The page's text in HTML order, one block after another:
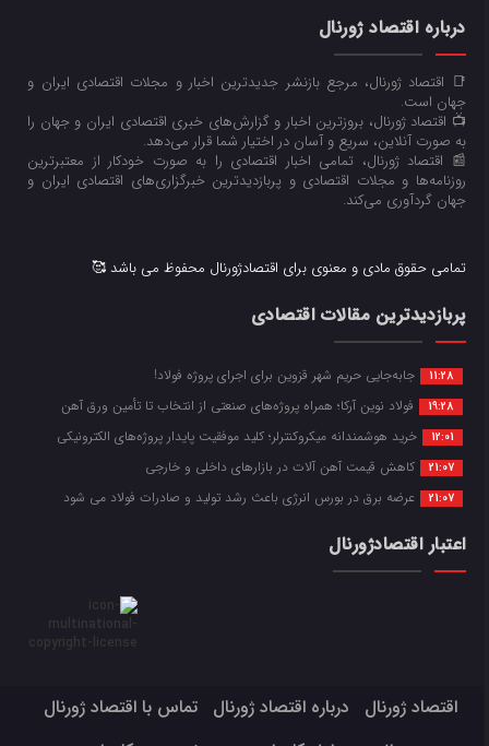
درباره اقتصاد ژورنال
📑 اقتصاد ژورنال، مرجع بازنشر جدیدترین اخبار و مجلات اقتصادی ایران و
جهان است.
📺 اقتصاد ژورنال، بروزترین اخبار و گزارش‌های خبری اقتصادی ایران و جهان را
به صورت آنلاین، سریع و آسان در اختیار شما قرار می‌‌دهد.
📰 اقتصاد ژورنال، تمامی اخبار اقتصادی را به صورت خودکار از معتبرترین
روزنامه‌ها و مجلات اقتصادی و پربازدیدترین خبرگزاری‌های اقتصادی ایران و
جهان گردآوری می‌کند.
تمامی حقوق مادی و معنوی برای اقتصادژورنال محفوظ می باشد 🥰
پربازدیدترین مقالات اقتصادی
11:28 جابه‌جایی حریم شهر قزوین برای اجرای پروژه فولاد!
19:28 فولاد نوین آرکا؛ همراه پروژه‌های صنعتی از انتخاب تا تأمین ورق آهن
12:01 خرید هوشمندانه میکروکنترلر؛ کلید موفقیت پایدار پروژه‌های الکترونیکی
21:07 کاهش قیمت آهن آلات در بازارهای داخلی و خارجی
21:07 عرضه برق در بورس انرژی باعث رشد تولید و صادرات فولاد می شود
اعتبار اقتصادژورنال
اقتصاد ژورنال درباره اقتصاد ژورنال
تماس با اقتصاد ژورنال